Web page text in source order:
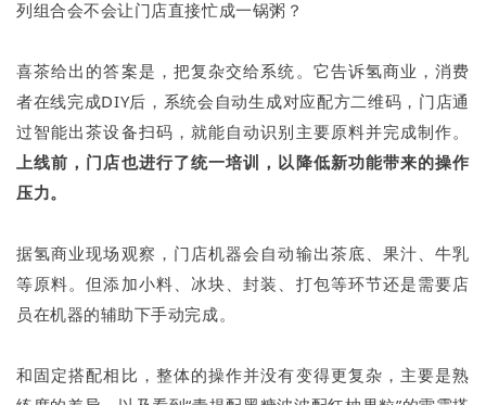
列组合会不会让门店直接忙成一锅粥？
喜茶给出的答案是，把复杂交给系统。它告诉氢商业，消费
者在线完成DIY后，系统会自动生成对应配方二维码，门店通
过智能出茶设备扫码，就能自动识别主要原料并完成制作。
上线前，门店也进行了统一培训，以降低新功能带来的操作
压力。
据氢商业现场观察，门店机器会自动输出茶底、果汁、牛乳
等原料。但添加小料、冰块、封装、打包等环节还是需要店
员在机器的辅助下手动完成。
和固定搭配相比，整体的操作并没有变得更复杂，主要是熟